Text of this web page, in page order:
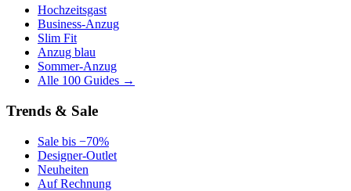
Hochzeitsgast
Business-Anzug
Slim Fit
Anzug blau
Sommer-Anzug
Alle 100 Guides →
Trends & Sale
Sale bis −70%
Designer-Outlet
Neuheiten
Auf Rechnung